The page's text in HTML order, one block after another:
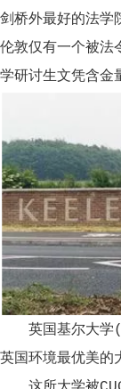
剑桥外最好的法
伦敦仅有一个被
学研讨生文凭含金
英国基尔大学
英国环境最优美的